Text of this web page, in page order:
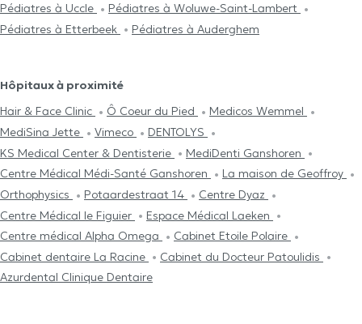
Pédiatres à Uccle
Pédiatres à Woluwe-Saint-Lambert
Pédiatres à Etterbeek
Pédiatres à Auderghem
Hôpitaux à proximité
Hair & Face Clinic
Ô Coeur du Pied
Medicos Wemmel
MediSina Jette
Vimeco
DENTOLYS
KS Medical Center & Dentisterie
MediDenti Ganshoren
Centre Médical Médi-Santé Ganshoren
La maison de Geoffroy
Orthophysics
Potaardestraat 14
Centre Dyaz
Centre Médical le Figuier
Espace Médical Laeken
Centre médical Alpha Omega
Cabinet Etoile Polaire
Cabinet dentaire La Racine
Cabinet du Docteur Patoulidis
Azurdental Clinique Dentaire